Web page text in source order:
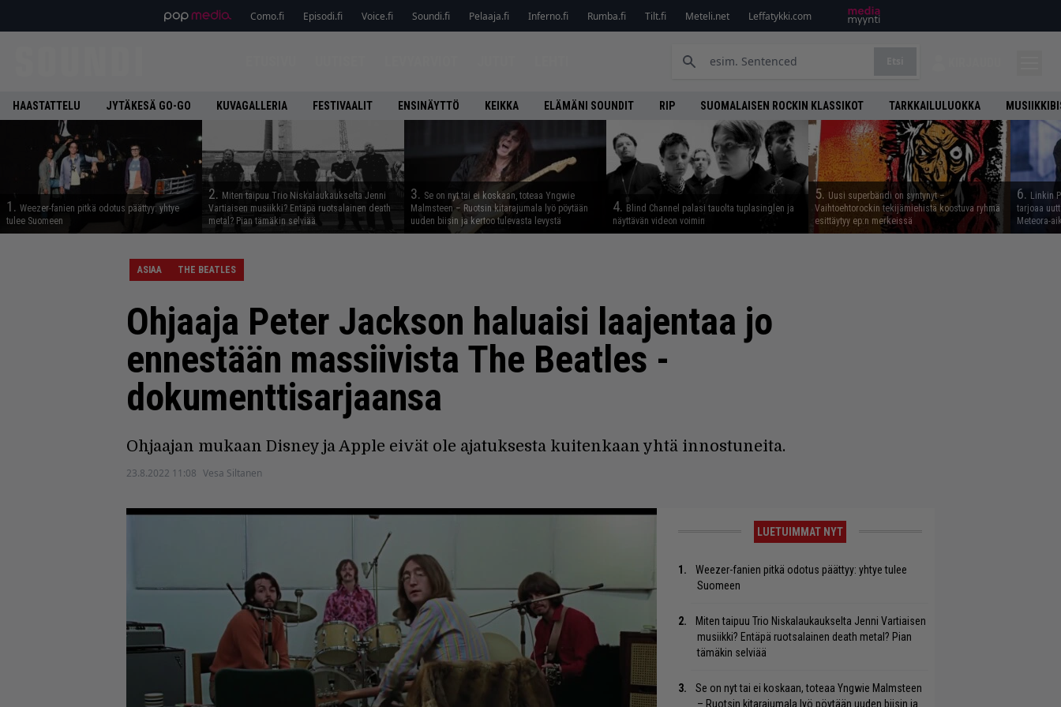
Como.fi Episodi.fi Voice.fi Soundi.fi Pelaaja.fi Inferno.fi Rumba.fi Tilt.fi Meteli.net Leffatykki.com
HAASTATTELU JYTÄKESÄ GO-GO KUVAGALLERIA FESTIVAALIT ENSINÄYTTÖ KEIKKA ELÄMÄNI SOUNDIT RIP SUOMALAISEN ROCKIN KLASSIKOT TARKKAILULUOKKA
1. Weezer-fanien pitkä odotus päättyy: yhtye
tulee Suomeen
2. Miten taipuu Trio Niskalaukaukselta Jenni
Vartiaisen musiikki? Entäpä ruotsalainen death
metal? Pian tämäkin selviää
3. Se on nyt tai ei koskaan, toteaa Yngwie
Malmsteen – Ruotsin kitarajumala lyö pöytään
uuden biisin ja kertoo tulevasta levystä
4. Blind Channel palasi tauolta tuplasinglen ja
näyttävän videon voimin
5. Uusi superbändi on syntynyt –
Vaihtoehtorockin tekijämiehistä koostuva ryhmä
esittäytyy ep:n merkeissä
6. Linkin
tarjoaa
Meteora-
ASIAA THE BEATLES
Ohjaaja Peter Jackson haluaisi laajentaa jo
ennestään massiivista The Beatles -
dokumenttisarjaansa
Ohjaajan mukaan Disney ja Apple eivät ole ajatuksesta kuitenkaan yhtä innostuneita.
23.8.2022 11:08 Vesa Siltanen
LUETUIMMAT NYT
Weezer-fanien pitkä odotus päättyy: yhtye tulee
Suomeen
Miten taipuu Trio Niskalaukaukselta Jenni Vartiaisen
musiikki? Entäpä ruotsalainen death metal? Pian
tämäkin selviää
Se on nyt tai ei koskaan, toteaa Yngwie Malmsteen
– Ruotsin kitarajumala lyö pöytään uuden biisin ja